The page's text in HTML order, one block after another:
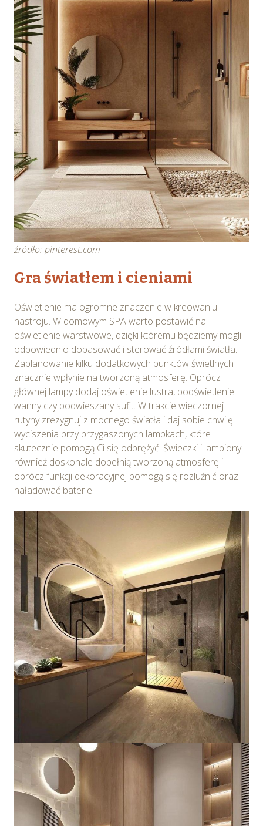
źródło: pinterest.com
Gra światłem i cieniami
Oświetlenie ma ogromne znaczenie w kreowaniu
nastroju. W domowym SPA warto postawić na
oświetlenie warstwowe, dzięki któremu będziemy mogli
odpowiednio dopasować i sterować źródłami światła.
Zaplanowanie kilku dodatkowych punktów świetlnych
znacznie wpłynie na tworzoną atmosferę. Oprócz
głównej lampy dodaj oświetlenie lustra, podświetlenie
wanny czy podwieszany sufit. W trakcie wieczornej
rutyny zrezygnuj z mocnego światła i daj sobie chwilę
wyciszenia przy przygaszonych lampkach, które
skutecznie pomogą Ci się odprężyć. Świeczki i lampiony
również doskonale dopełnią tworzoną atmosferę i
oprócz funkcji dekoracyjnej pomogą się rozluźnić oraz
naładować baterie.